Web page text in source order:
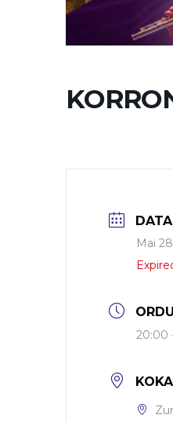
DATA
Mai
20:00